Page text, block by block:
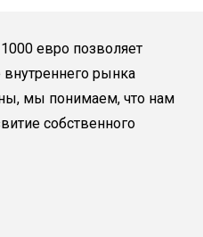
евро позволяет
рынка
мы понимаем, что нам
собственного